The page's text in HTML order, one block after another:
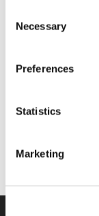
Selection
Necessary
Preferences
Statistics
Marketing
Rotor teeth 8t/6k